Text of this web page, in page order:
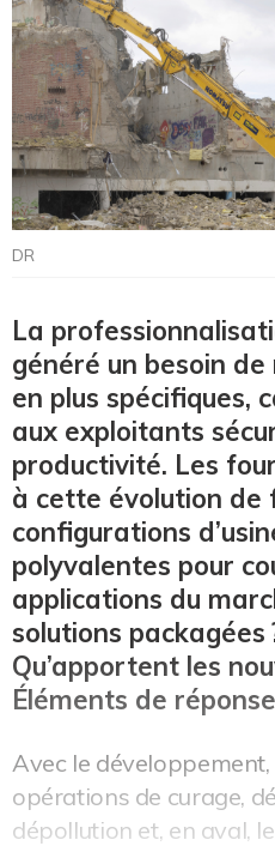
DR
La
généré un besoin
en plus spécifiques,
aux exploitants
productivité. Les
à cette évolution de
configurations
polyvalentes pour
applications du
solutions
Qu’apportent les
Éléments de
Avec le
opérations de curage,
dépollution et, en aval,